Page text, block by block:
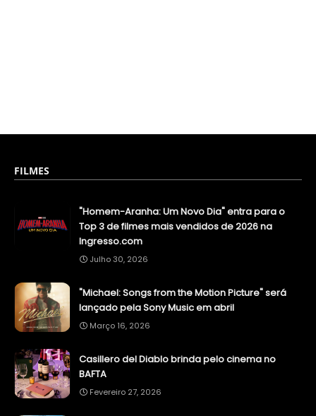
FILMES
"Homem-Aranha: Um Novo Dia" entra para o
Top 3 de filmes mais vendidos de 2026 na
Ingresso.com
Julho 30, 2026
"Michael: Songs from the Motion Picture" será
lançado pela Sony Music em abril
Março 16, 2026
Casillero del Diablo brinda pelo cinema no
BAFTA
Fevereiro 27, 2026